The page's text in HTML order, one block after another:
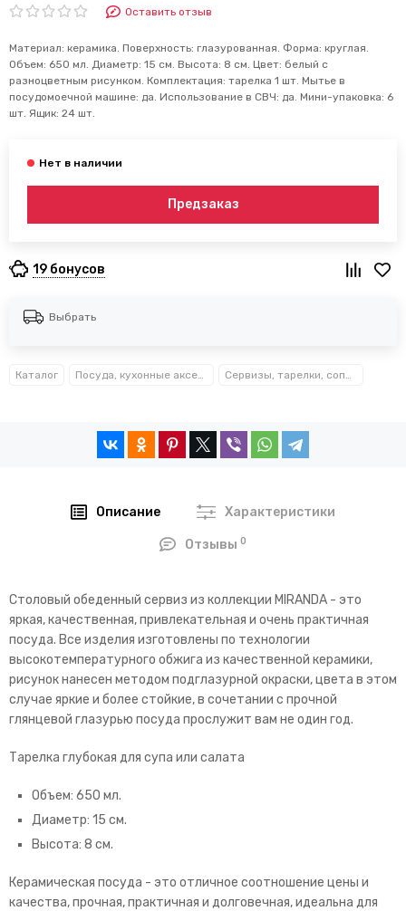
Оставить отзыв
Материал: керамика. Поверхность: глазурованная. Форма: круглая.
Объем: 650 мл. Диаметр: 15 см. Высота: 8 см. Цвет: белый с
разноцветным рисунком. Комплектация: тарелка 1 шт. Мытье в
посудомоечной машине: да. Использование в СВЧ: да. Мини-упаковка: 6
шт. Ящик: 24 шт.
Предзаказ
19 бонусов
Выбрать
Каталог Посуда, кухонные аксессуары и принадлежности TM Kamille TM Ofenbach Сервизы, тарелки, сопутствующие
Описание Характеристики
Отзывы0
Столовый обеденный сервиз из коллекции MIRANDA - это
яркая, качественная, привлекательная и очень практичная
посуда. Все изделия изготовлены по технологии
высокотемпературного обжига из качественной керамики,
рисунок нанесен методом подглазурной окраски, цвета в этом
случае яркие и более стойкие, в сочетании с прочной
глянцевой глазурью посуда прослужит вам не один год.
Тарелка глубокая для супа или салата
Объем: 650 мл.
Диаметр: 15 см.
Высота: 8 см.
Керамическая посуда - это отличное соотношение цены и
качества, прочная, практичная и долговечная, идеальна для